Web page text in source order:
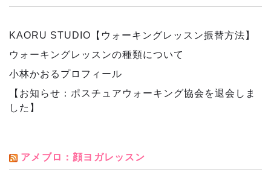
KAORU STUDIO【ウォーキングレッスン振替方法】
ウォーキングレッスンの種類について
小林かおるプロフィール
【お知らせ：ポスチュアウォーキング協会を退会しま
した】
アメブロ：顔ヨガレッスン